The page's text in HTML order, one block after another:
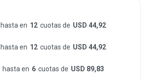
hasta en 12 cuotas de USD 44,92
hasta en 12 cuotas de USD 44,92
hasta en 6 cuotas de USD 89,83